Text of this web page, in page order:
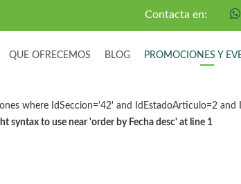
Contacta en:
QUE OFRECEMOS BLOG PROMOCIONES Y
where IdSeccion='42' and IdEstadoArticulo=2
syntax to use near 'order by Fecha desc' at line 1